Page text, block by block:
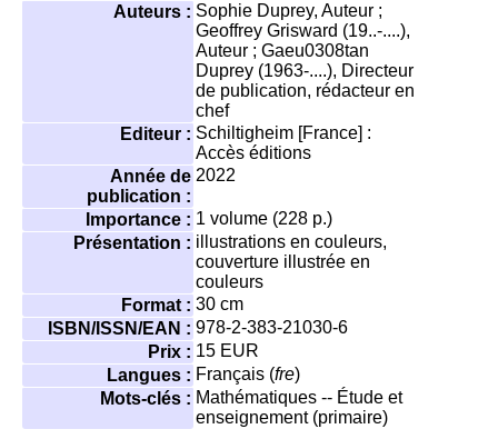
Auteurs : Sophie Duprey, Auteur ;
Geoffrey Grisward (19..-....),
Auteur ; Gaeu0308tan
Duprey (1963-....), Directeur
de publication, rédacteur en
chef
Editeur : Schiltigheim [France] :
Accès éditions
Année de
publication :
2022
Importance : 1 volume (228 p.)
Présentation : illustrations en couleurs,
couverture illustrée en
couleurs
Format : 30 cm
ISBN/ISSN/EAN : 978-2-383-21030-6
Prix : 15 EUR
Langues : Français (fre)
Mots-clés : Mathématiques -- Étude et
enseignement (primaire)